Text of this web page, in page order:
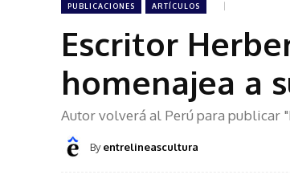
PUBLICACIONES ARTÍCULOS
Escritor
homenajea a
Autor volverá al Perú para publicar
By entrelineascultura